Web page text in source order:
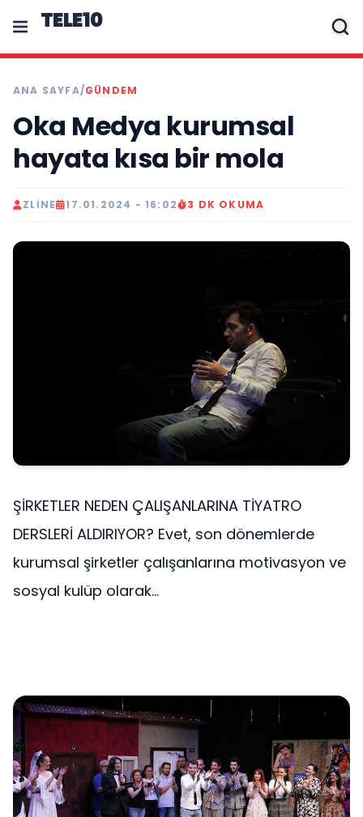
TELE10
ANA SAYFA/GÜNDEM
Oka Medya kurumsal
hayata kısa bir mola
ZLINE 17.01.2024 - 16:02 3 DK OKUMA
ŞİRKETLER NEDEN ÇALIŞANLARINA TİYATRO
DERSLERİ ALDIRIYOR? Evet, son dönemlerde
kurumsal şirketler çalışanlarına motivasyon ve
sosyal kulüp olarak...